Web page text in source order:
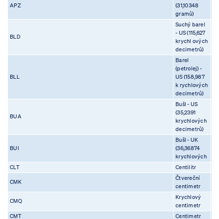
APZ
(31,10348
gramů)
BLD
Suchý barel
- US (115,627
krychl ových
decimetrů)
BLL
Barel
(petrolej) -
US (158,987
k rychlových
decimetrů)
BUA
Bušl - US
(35,2391
krychlových
decimetrů)
BUI
Bušl - UK
(36,36874
krychlových
CLT Centilitr
CMK
Čtvereční
centimetr
CMQ
Krychlový
centimetr
CMT Centimetr